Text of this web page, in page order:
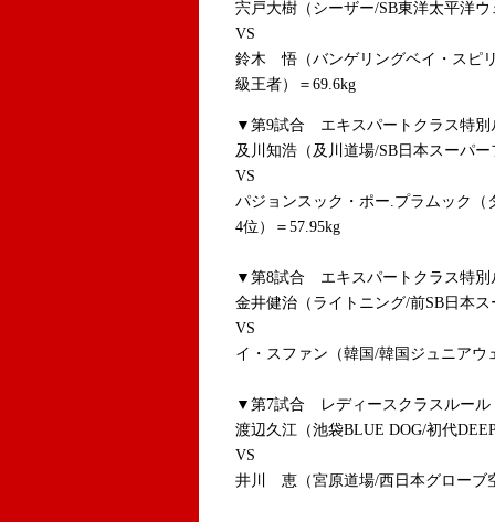
宍戸大樹（シーザー/SB東洋太平洋
VS
鈴木 悟（バンゲリングベイ・スピ
級王者）＝69.6kg
▼第9試合 エキスパートクラス特
及川知浩（及川道場/SB日本スーパ
VS
パジョンスック・ポー.プラムック
4位）＝57.95kg
▼第8試合 エキスパートクラス特
金井健治（ライトニング/前SB日本
VS
イ・スファン（韓国/韓国ジュニアウ
▼第7試合 レディースクラスルー
渡辺久江（池袋BLUE DOG/初代
VS
井川 恵（宮原道場/西日本グローブ